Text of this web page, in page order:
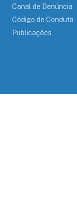
Canal de Denúncia
Código de Conduta
Publicações